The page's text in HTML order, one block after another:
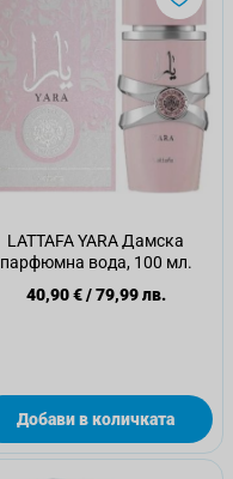
LATTAFA YARA Дамска
парфюмна вода, 100 мл.
40,90 €/79,99 лв.
Добави в количката